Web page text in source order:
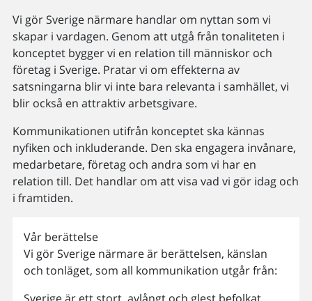
Vi gör Sverige närmare handlar om nyttan som vi
skapar i vardagen. Genom att utgå från tonaliteten i
konceptet bygger vi en relation till människor och
företag i Sverige. Pratar vi om effekterna av
satsningarna blir vi inte bara relevanta i samhället, vi
blir också en attraktiv arbetsgivare.
Kommunikationen utifrån konceptet ska kännas
nyfiken och inkluderande. Den ska engagera invånare,
medarbetare, företag och andra som vi har en
relation till. Det handlar om att visa vad vi gör idag och
i framtiden.
Vår berättelse
Vi gör Sverige närmare är berättelsen, känslan
och tonläget, som all kommunikation utgår från: